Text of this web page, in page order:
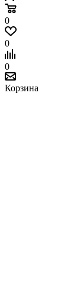
0
0
0
Корзина